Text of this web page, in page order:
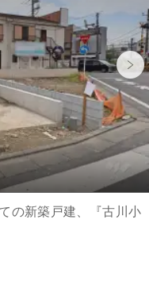
の新築戸建、『古川小